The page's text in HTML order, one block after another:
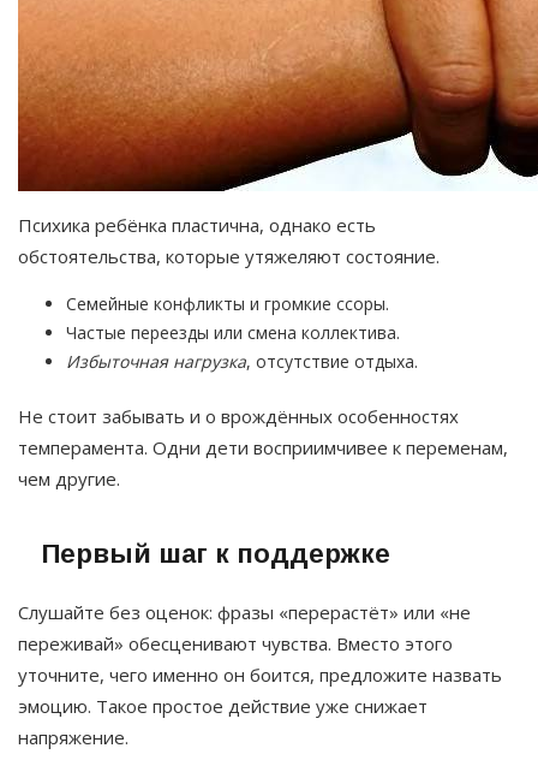
Психика ребёнка пластична, однако есть
обстоятельства, которые утяжеляют состояние.
Семейные конфликты и громкие ссоры.
Частые переезды или смена коллектива.
Избыточная нагрузка, отсутствие отдыха.
Не стоит забывать и о врождённых особенностях
темперамента. Одни дети восприимчивее к переменам,
чем другие.
Первый шаг к поддержке
Слушайте без оценок: фразы «перерастёт» или «не
переживай» обесценивают чувства. Вместо этого
уточните, чего именно он боится, предложите назвать
эмоцию. Такое простое действие уже снижает
напряжение.